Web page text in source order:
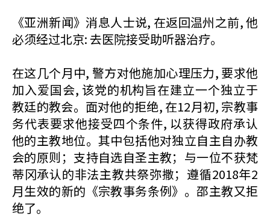
《亚洲新闻》消息人士说, 在返回温州之前, 他
必须经过北京: 去医院接受助听器治疗。
在这几个月中, 警方对他施加心理压力, 要求他
加入爱国会, 该党的机构旨在建立一个独立于
教廷的教会。面对他的拒绝, 在12月初, 宗教事
务代表要求他接受四个条件, 以获得政府承认
他的主教地位。其中包括他对独立自主自办教
会的原则；支持自选自圣主教；与一位不获梵
蒂冈承认的非法主教共祭弥撒；遵循2018年2
月生效的新的《宗教事务条例》。邵主教又拒
绝了。